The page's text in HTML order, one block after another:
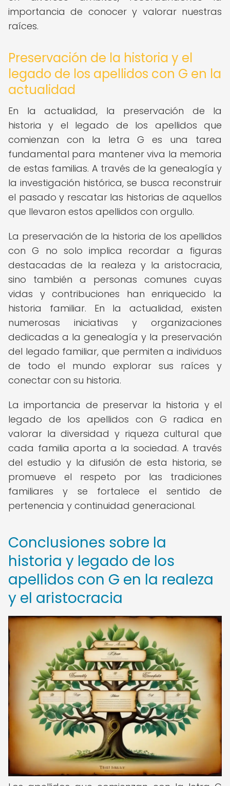
importancia de conocer y valorar nuestras
raíces.
Preservación de la historia y el
legado de los apellidos con G en la
actualidad
En la actualidad, la preservación de la
historia y el legado de los apellidos que
comienzan con la letra G es una tarea
fundamental para mantener viva la memoria
de estas familias. A través de la genealogía y
la investigación histórica, se busca reconstruir
el pasado y rescatar las historias de aquellos
que llevaron estos apellidos con orgullo.
La preservación de la historia de los apellidos
con G no solo implica recordar a figuras
destacadas de la realeza y la aristocracia,
sino también a personas comunes cuyas
vidas y contribuciones han enriquecido la
historia familiar. En la actualidad, existen
numerosas iniciativas y organizaciones
dedicadas a la genealogía y la preservación
del legado familiar, que permiten a individuos
de todo el mundo explorar sus raíces y
conectar con su historia.
La importancia de preservar la historia y el
legado de los apellidos con G radica en
valorar la diversidad y riqueza cultural que
cada familia aporta a la sociedad. A través
del estudio y la difusión de esta historia, se
promueve el respeto por las tradiciones
familiares y se fortalece el sentido de
pertenencia y continuidad generacional.
Conclusiones sobre la
historia y legado de los
apellidos con G en la realeza
y el aristocracia